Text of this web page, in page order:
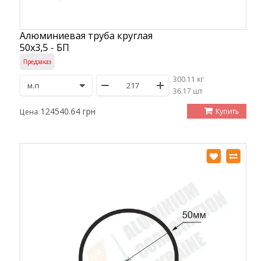
Алюминиевая труба круглая
50х3,5 - БП
Предзаказ
300.11 кг
/36.17 шт
Цена 124540.64 грн Купить